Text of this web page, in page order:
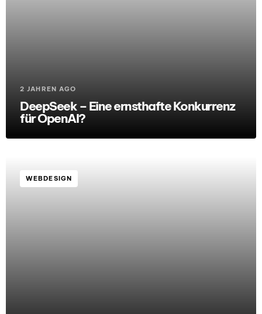
2 JAHREN AGO
DeepSeek – Eine ernsthafte Konkurrenz
für OpenAI?
WEBDESIGN